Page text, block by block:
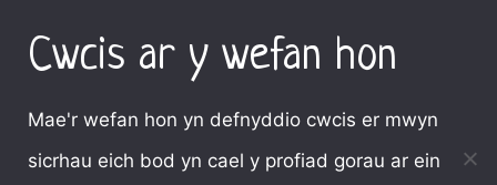
Cwcis ar y wefan hon
Mae'r wefan hon yn defnyddio cwcis er mwyn
sicrhau eich bod yn cael y profiad gorau ar ein